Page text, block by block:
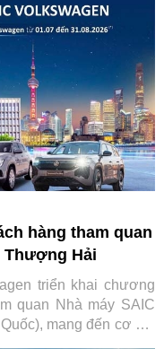
hàng tham quan
Thượng Hải
triển khai chương
quan Nhà máy SAIC
mang đến cơ hội